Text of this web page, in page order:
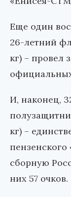
Еще один
26-летний
кг) – провел
И, наконец,
кг) –
сборную
них 57 очков.